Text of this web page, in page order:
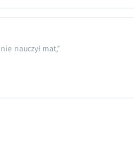
nauczył mat,”